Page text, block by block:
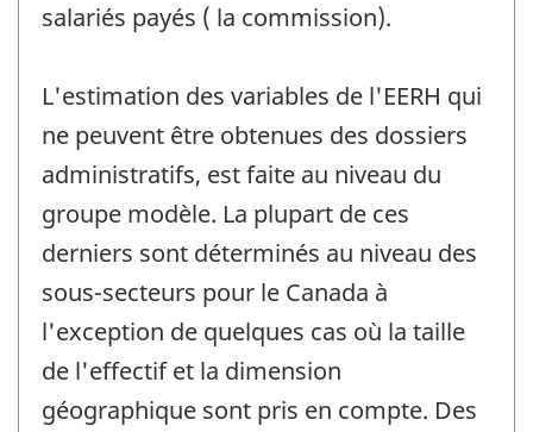
salariés payés ( la commission).
L'estimation des variables de l'EERH qui
ne peuvent être obtenues des dossiers
administratifs, est faite au niveau du
groupe modèle. La plupart de ces
derniers sont déterminés au niveau des
sous-secteurs pour le Canada à
l'exception de quelques cas où la taille
de l'effectif et la dimension
géographique sont pris en compte. Des